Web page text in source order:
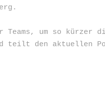
Teams, um so kürzer
teilt den aktuellen